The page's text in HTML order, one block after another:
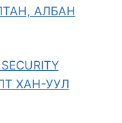
АЛБАН
ХАН-УУЛ